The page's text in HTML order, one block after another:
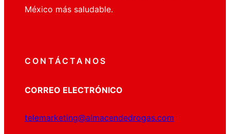
México más saludable.
CONTÁCTANOS
CORREO ELECTRÓNICO
telemarketing@almacendedrogas.com